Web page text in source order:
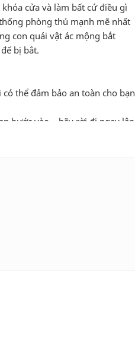
cửa và làm bất cứ điều gì
phòng thủ mạnh mẽ nhất
con quái vật ác mộng bắt
bị bắt.
thể đảm bảo an toàn cho bạn
bước vào – hãy rời đi ngay lập
quái vật! Đừng ra khỏi phòng
ngay lập tức.